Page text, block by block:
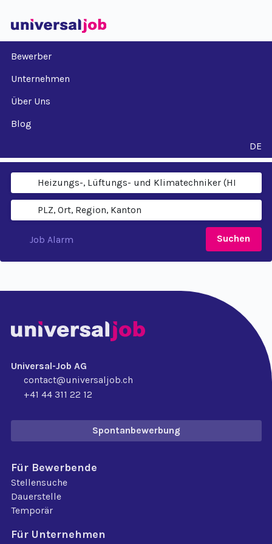
Bewerber
Unternehmen
Über Uns
Blog
DE
Suchen
Job Alarm
Universal-Job AG
contact@universaljob.ch
+41 44 311 22 12
Spontanbewerbung
Für Bewerbende
Stellensuche
Dauerstelle
Temporär
Für Unternehmen